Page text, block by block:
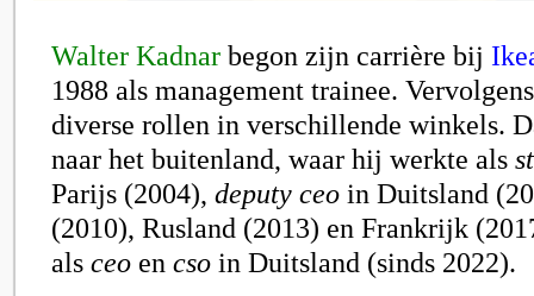
Walter Kadnar begon zijn carrière bij
1988 als management trainee.
diverse rollen in verschillende winkels.
naar het buitenland, waar hij werkte als
Parijs (2004), deputy ceo in Duitsland
(2010), Rusland (2013) en Frankrijk
als ceo en cso in Duitsland (sinds 2022).